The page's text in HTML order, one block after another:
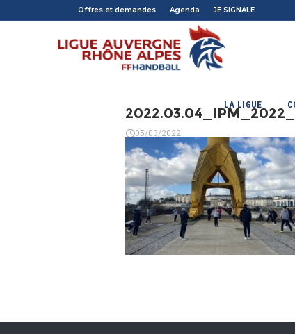
Offres et demandes Agenda JE SIGNALE
LA LIGUE
05/03/2022